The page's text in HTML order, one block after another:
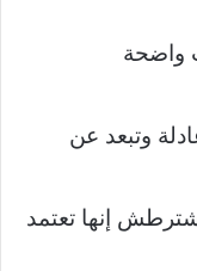
واضحة
وتبعد عن
إنها تعتمد